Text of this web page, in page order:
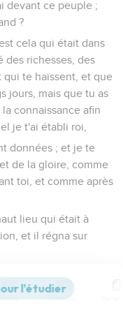
devant ce peuple ;
?
cela qui était dans
des richesses, des
qui te haïssent, et que
jours, mais que tu as
connaissance afin
je t'ai établi roi,
données ; et je te
de la gloire, comme
toi, et comme après
lieu qui était à
et il régna sur